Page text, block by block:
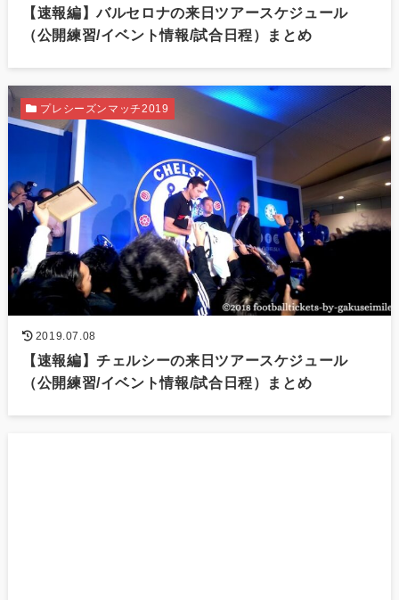
【速報編】バルセロナの来日ツアースケジュール
（公開練習/イベント情報/試合日程）まとめ
2019.07.08
【速報編】チェルシーの来日ツアースケジュール
（公開練習/イベント情報/試合日程）まとめ
プレシーズンマッチ2019